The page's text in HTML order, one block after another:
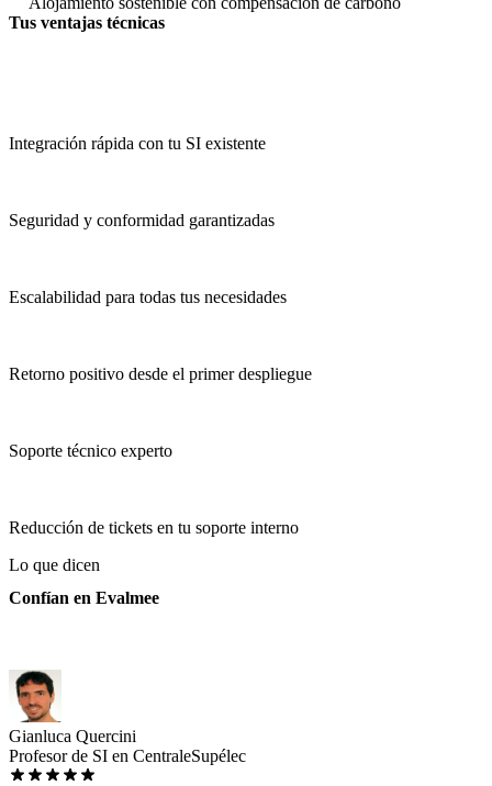
Tus ventajas técnicas
Integración rápida con tu SI existente
Seguridad y conformidad garantizadas
Escalabilidad para todas tus necesidades
Retorno positivo desde el primer despliegue
Soporte técnico experto
Reducción de tickets en tu soporte interno
Lo que dicen
Confían en Evalmee
Gianluca Quercini
Profesor de SI en CentraleSupélec